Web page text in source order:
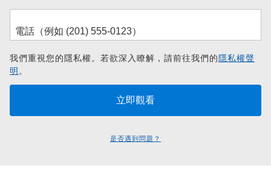
我們重視您的隱私權。若欲深入瞭解，請前往我們的隱私權聲
明。
是否遇到問題？